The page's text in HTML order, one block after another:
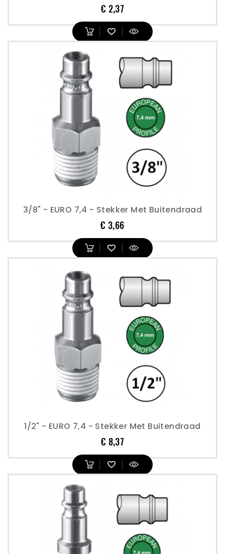
€ 2,37
3/8" - EURO 7,4 - Stekker Met Buitendraad
€ 3,66Prijs
1/2" - EURO 7,4 - Stekker Met Buitendraad
€ 8,37